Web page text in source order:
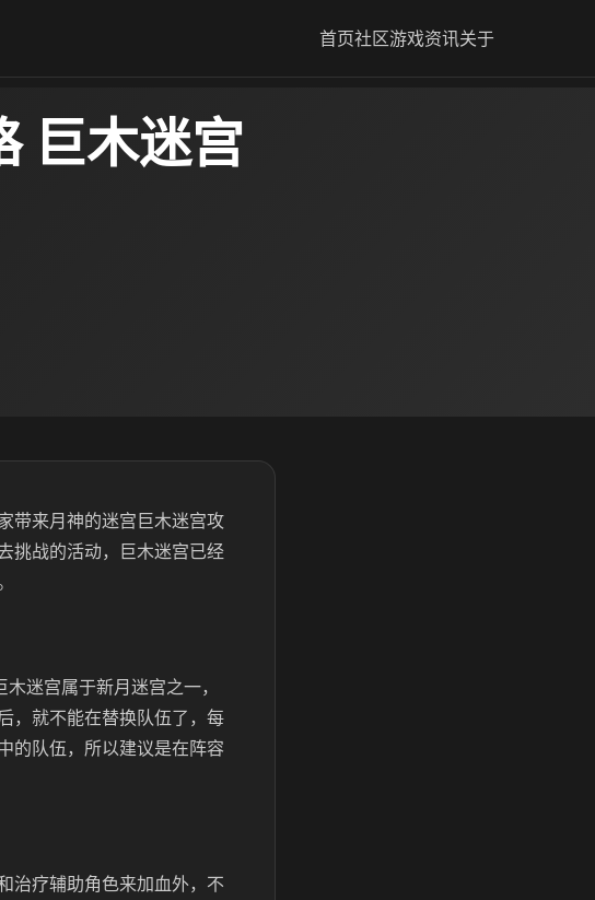
首页社区游戏资讯关于
巨木迷宫
带来月神的迷宫巨木迷宫攻
挑战的活动，巨木迷宫已经
迷宫属于新月迷宫之一，
，就不能在替换队伍了，每
的队伍，所以建议是在阵容
治疗辅助角色来加血外，不